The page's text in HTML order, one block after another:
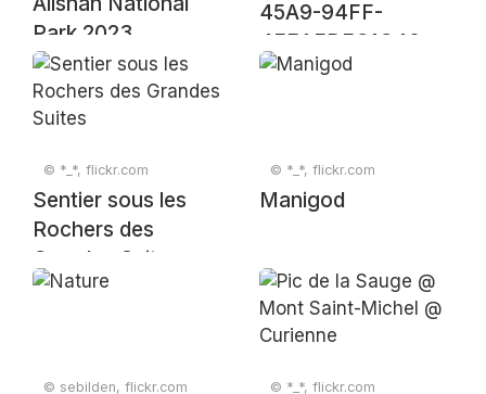
Park 2023
45A9-94FF-
4FEAEDEC1C48
© *_*, flickr.com
Sentier sous les
Rochers des
Grandes Suites
© *_*, flickr.com
Manigod
© sebilden, flickr.com © *_*, flickr.com